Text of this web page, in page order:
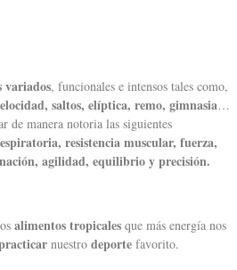
variados, funcionales e intensos tales como,
saltos, elíptica, remo, gimnasia…
de manera notoria las siguientes
resistencia muscular, fuerza,
agilidad, equilibrio y precisión.
alimentos tropicales que más energía nos
nuestro deporte favorito.